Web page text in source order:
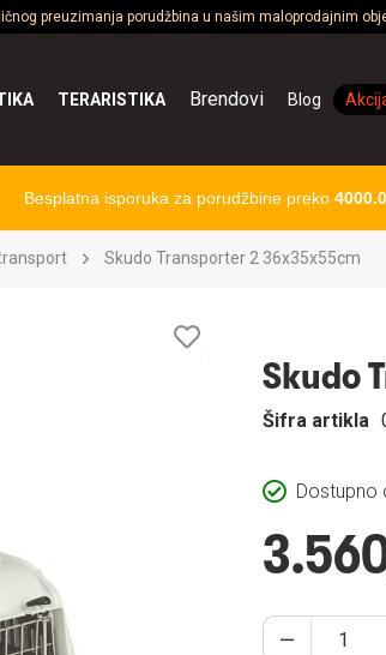
preuzimanja porudžbina u našim maloprodajnim
TERARISTIKA Brendovi Blog
Besplatna isporuka za porudžbine preko
Skudo Transporter 2 36x35x55cm
želja
Skudo
Dostupno
Šifra artikla